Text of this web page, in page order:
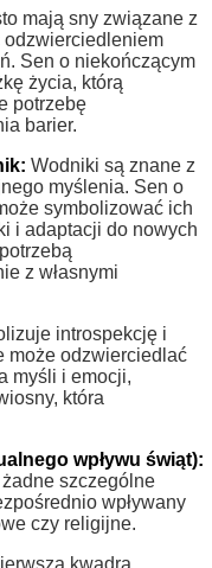
mają sny związane z
odzwierciedleniem
Sen o niekończącym
życia, którą
potrzebę
barier.
Wodniki są znane z
myślenia. Sen o
symbolizować ich
i adaptacji do nowych
z własnymi
introspekcję i
może odzwierciedlać
myśli i emocji,
która
wpływu świąt):
szczególne
wpływany
czy religijne.